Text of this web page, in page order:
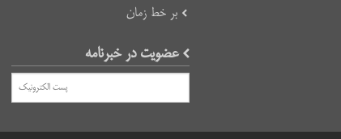
بر خط زمان
عضویت در خبرنامه